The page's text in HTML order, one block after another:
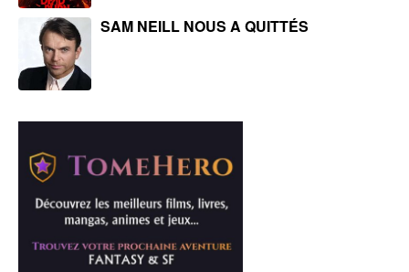
SAM NEILL NOUS A QUITTÉS